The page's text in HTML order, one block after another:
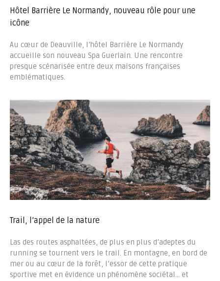
Hôtel Barrière Le Normandy, nouveau rôle pour une
icône
Au cœur de Deauville, l’hôtel Barrière Le Normandy
accueille son nouveau Spa Guerlain. Une rencontre
presque scénarisée entre deux maisons françaises
emblématiques.
Trail, l’appel de la nature
Las des routes asphaltées, de plus en plus d’adeptes du
running se tournent vers le trail. En montagne, en bord de
mer ou au cœur de la forêt, l’essor de cette pratique
sportive met en évidence un phénomène sociétal… et